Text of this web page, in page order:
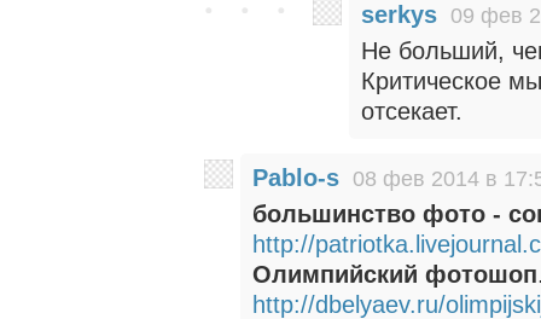
serkys 09 фев
Не больший,
Критическое
отсекает.
Pablo-s 08 фев 2014 в
большинство фото -
http://
Олимпийский фотошоп
http://dbelyaev.ru/